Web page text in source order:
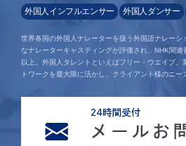
外国人インフルエンサー 外国人ダンサー
世界各国の外国人ナレーターを扱う外国語ナレーシ
なナレーターキャスティングが評価され、NHK関
以上。外国人タレントといえばフリー・ウエイブ。
トワークを最大限に活かし、クライアント様のニー